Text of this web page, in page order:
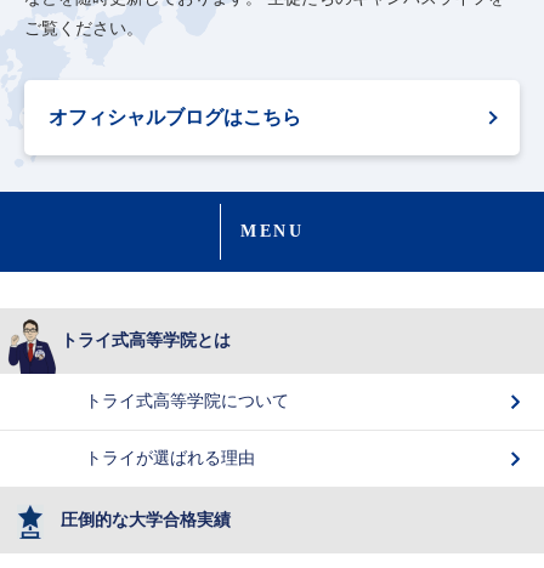
ご覧ください。
オフィシャルブログはこちら
MENU
トライ式高等学院とは
トライ式高等学院について
トライが選ばれる理由
圧倒的な大学合格実績